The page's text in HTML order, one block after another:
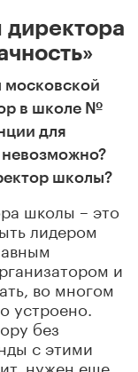
директора
московской
в школе №
для
школы?
школы – это
лидером
и
во многом
устроено.
без
с этими
нужен еще